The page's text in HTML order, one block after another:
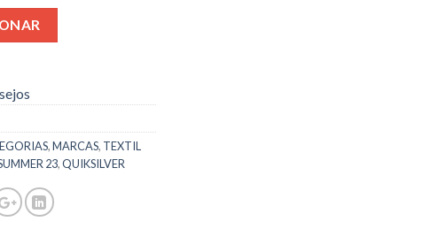
,MARCAS, TEXTIL
23,QUIKSILVER